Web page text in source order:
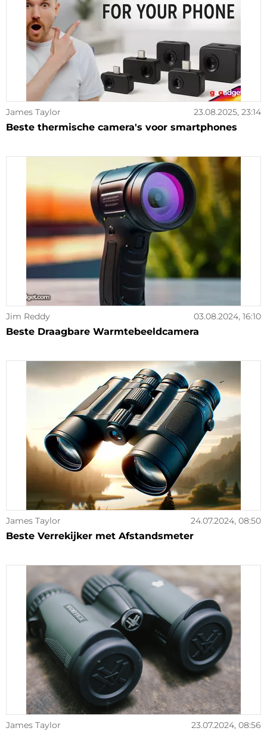
James Taylor 23.08.2025, 23:14
Beste thermische camera's voor smartphones
Jim Reddy 03.08.2024, 16:10
Beste Draagbare Warmtebeeldcamera
James Taylor 24.07.2024, 08:50
Beste Verrekijker met Afstandsmeter
James Taylor 23.07.2024, 08:56